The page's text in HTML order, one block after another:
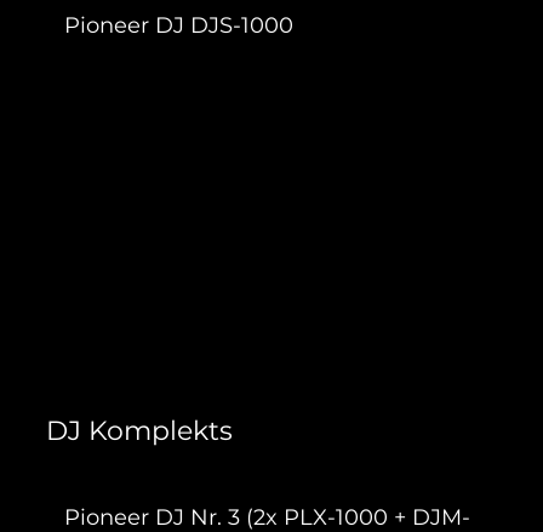
Pioneer DJ DJS-1000
DJ Komplekts
Pioneer DJ Nr. 3 (2x PLX-1000 + DJM-